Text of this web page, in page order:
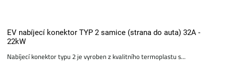
EV nabíjecí konektor TYP 2 samice (strana do auta) 32A -
22kW
Nabíjecí konektor typu 2 je vyroben z kvalitního termoplastu s...